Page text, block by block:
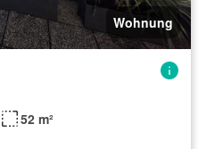
Wohnung
52 m²